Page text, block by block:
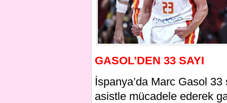
GASOL’DEN 33 SAYI
İspanya’da Marc Gasol
asistle mücadele ederek